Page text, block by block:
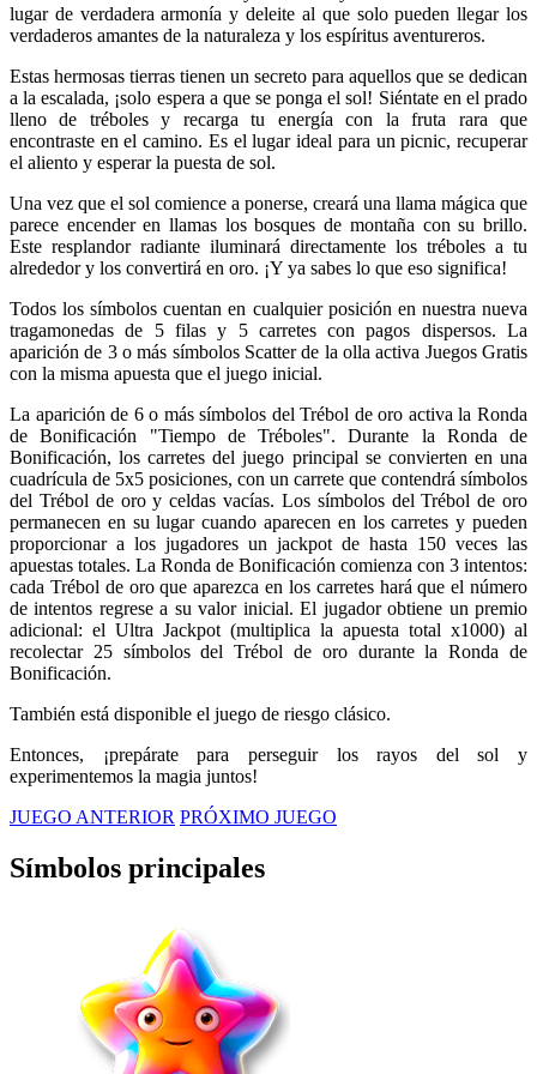
lugar de verdadera armonía y deleite al que solo pueden llegar los
verdaderos amantes de la naturaleza y los espíritus aventureros.
Estas hermosas tierras tienen un secreto para aquellos que se dedican
a la escalada, ¡solo espera a que se ponga el sol! Siéntate en el prado
lleno de tréboles y recarga tu energía con la fruta rara que
encontraste en el camino. Es el lugar ideal para un picnic, recuperar
el aliento y esperar la puesta de sol.
Una vez que el sol comience a ponerse, creará una llama mágica que
parece encender en llamas los bosques de montaña con su brillo.
Este resplandor radiante iluminará directamente los tréboles a tu
alrededor y los convertirá en oro. ¡Y ya sabes lo que eso significa!
Todos los símbolos cuentan en cualquier posición en nuestra nueva
tragamonedas de 5 filas y 5 carretes con pagos dispersos. La
aparición de 3 o más símbolos Scatter de la olla activa Juegos Gratis
con la misma apuesta que el juego inicial.
La aparición de 6 o más símbolos del Trébol de oro activa la Ronda
de Bonificación "Tiempo de Tréboles". Durante la Ronda de
Bonificación, los carretes del juego principal se convierten en una
cuadrícula de 5x5 posiciones, con un carrete que contendrá símbolos
del Trébol de oro y celdas vacías. Los símbolos del Trébol de oro
permanecen en su lugar cuando aparecen en los carretes y pueden
proporcionar a los jugadores un jackpot de hasta 150 veces las
apuestas totales. La Ronda de Bonificación comienza con 3 intentos:
cada Trébol de oro que aparezca en los carretes hará que el número
de intentos regrese a su valor inicial. El jugador obtiene un premio
adicional: el Ultra Jackpot (multiplica la apuesta total x1000) al
recolectar 25 símbolos del Trébol de oro durante la Ronda de
Bonificación.
También está disponible el juego de riesgo clásico.
Entonces, ¡prepárate para perseguir los rayos del sol y
experimentemos la magia juntos!
JUEGO ANTERIOR PRÓXIMO JUEGO
Símbolos principales